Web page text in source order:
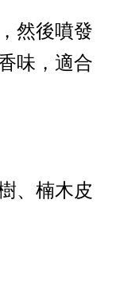
然後噴發
味，適合
、楠木皮